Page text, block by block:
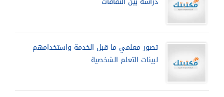
تصور معلمي ما قبل الخدمة واستخدامهم
لبيئات التعلم الشخصية